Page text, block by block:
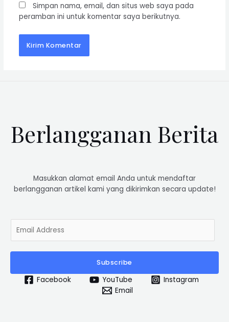
Simpan nama, email, dan situs web saya pada
peramban ini untuk komentar saya berikutnya.
Berlangganan Berita
Masukkan alamat email Anda untuk mendaftar
berlangganan artikel kami yang dikirimkan secara update!
m
i
Subscribe
Facebook YouTube
Instagram
Email